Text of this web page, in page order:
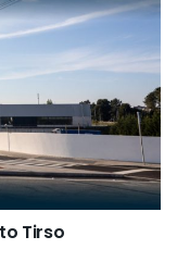
Tirso